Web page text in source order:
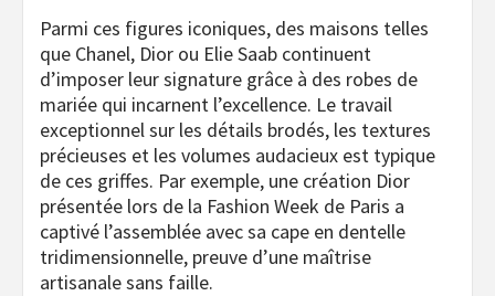
Parmi ces figures iconiques, des maisons telles
que Chanel, Dior ou Elie Saab continuent
d’imposer leur signature grâce à des robes de
mariée qui incarnent l’excellence. Le travail
exceptionnel sur les détails brodés, les textures
précieuses et les volumes audacieux est typique
de ces griffes. Par exemple, une création Dior
présentée lors de la Fashion Week de Paris a
captivé l’assemblée avec sa cape en dentelle
tridimensionnelle, preuve d’une maîtrise
artisanale sans faille.